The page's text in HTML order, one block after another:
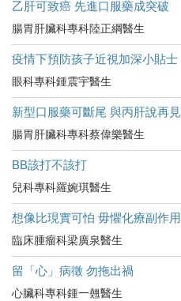
乙肝可致癌 先進口服藥成突破
腸胃肝臟科專科陸正綱醫生
疫情下預防孩子近視加深小貼士
眼科專科鍾震宇醫生
新型口服藥可斷尾 與丙肝說再見
腸胃肝臟科專科蔡偉樂醫生
BB該打不該打
兒科專科羅婉琪醫生
想像比現實可怕 毋懼化療副作用
臨床腫瘤科梁廣泉醫生
留「心」病徵 勿拖出禍
心臟科專科鍾一翹醫生